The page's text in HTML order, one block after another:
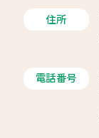
住所
電話番号